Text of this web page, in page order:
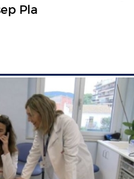
Pla